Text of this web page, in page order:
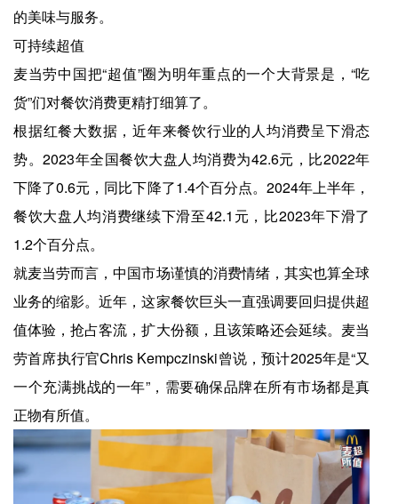
的美味与服务。
可持续超值
麦当劳中国把“超值”圈为明年重点的一个大背景是，“吃
货”们对餐饮消费更精打细算了。
根据红餐大数据，近年来餐饮行业的人均消费呈下滑态
势。2023年全国餐饮大盘人均消费为42.6元，比2022年
下降了0.6元，同比下降了1.4个百分点。2024年上半年，
餐饮大盘人均消费继续下滑至42.1元，比2023年下滑了
1.2个百分点。
就麦当劳而言，中国市场谨慎的消费情绪，其实也算全球
业务的缩影。近年，这家餐饮巨头一直强调要回归提供超
值体验，抢占客流，扩大份额，且该策略还会延续。麦当
劳首席执行官Chris Kempczinski曾说，预计2025年是“又
一个充满挑战的一年”，需要确保品牌在所有市场都是真
正物有所值。